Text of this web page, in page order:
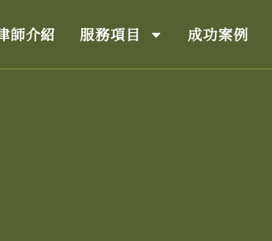
師介紹 服務項目 成功案例